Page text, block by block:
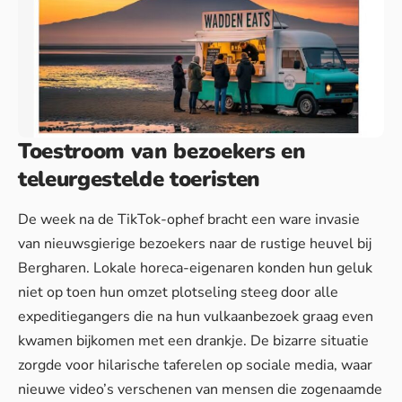
Toestroom van bezoekers en
teleurgestelde toeristen
De week na de TikTok-ophef bracht een ware invasie
van nieuwsgierige bezoekers naar de rustige heuvel bij
Bergharen. Lokale horeca-eigenaren konden hun geluk
niet op toen hun omzet plotseling steeg door alle
expeditiegangers die na hun vulkaanbezoek graag even
kwamen bijkomen met een drankje. De bizarre situatie
zorgde voor hilarische taferelen op sociale media, waar
nieuwe video’s verschenen van mensen die zogenaamde